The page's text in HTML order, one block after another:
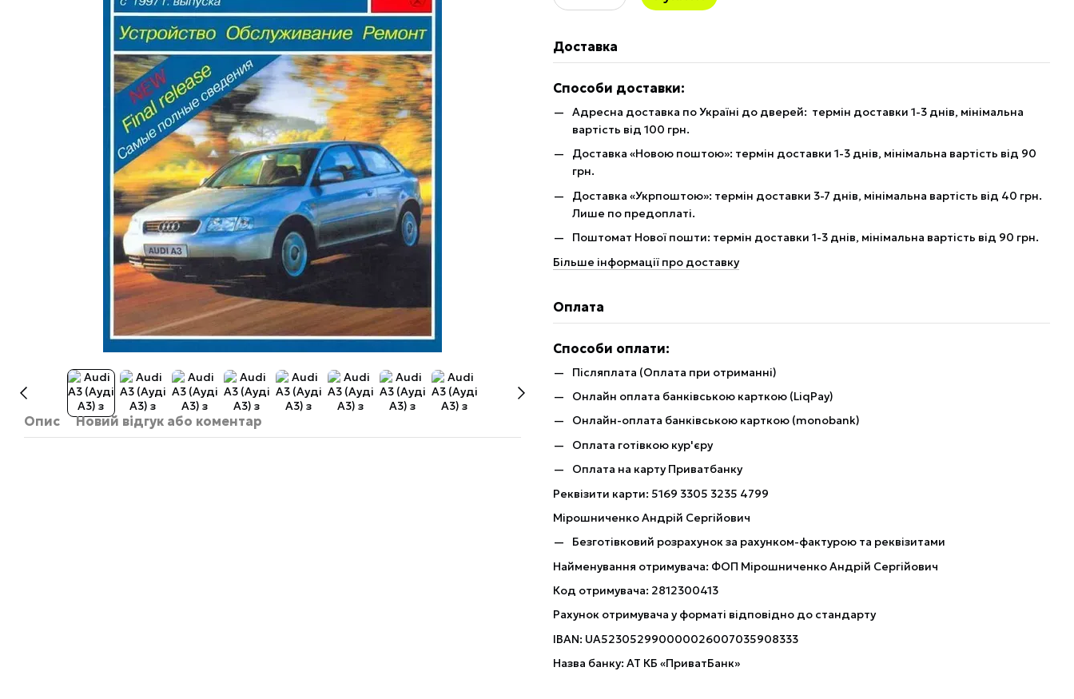
Опис Новий відгук або коментар
Доставка
Способи доставки:
Адресна доставка по Україні до дверей: термін доставки 1-3 днів, мінімальна
вартість від 100 грн.
Доставка «Новою поштою»: термін доставки 1-3 днів, мінімальна вартість від 90
грн.
Доставка «Укрпоштою»: термін доставки 3-7 днів, мінімальна вартість від 40 грн.
Лише по предоплаті.
Поштомат Нової пошти: термін доставки 1-3 днів, мінімальна вартість від 90 грн.
Більше інформації про доставку
Оплата
Способи оплати:
Післяплата (Оплата при отриманні)
Онлайн оплата банківською карткою (LiqPay)
Онлайн-оплата банківською карткою (monobank)
Оплата готівкою кур'єру
Оплата на карту Приватбанку
Реквізити карти: 5169 3305 3235 4799
Мірошниченко Андрій Сергійович
Безготівковий розрахунок за рахунком-фактурою та реквізитами
Найменування отримувача: ФОП Мірошниченко Андрій Сергійович
Код отримувача: 2812300413
Рахунок отримувача у форматі відповідно до стандарту
IBAN: UA523052990000026007035908333
Назва банку: АТ КБ «ПриватБанк»